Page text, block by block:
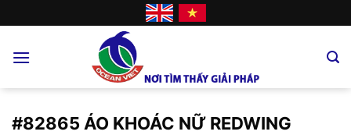
to
#82865 ÁO KHOÁC NỮ REDWING